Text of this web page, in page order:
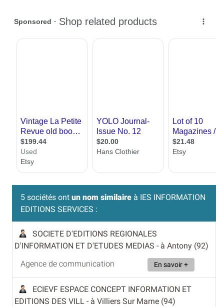
5 sociétés ont un nom similaire à IES INFORMATION
EDITIONS SERVICES :
SOCIETE D'EDITIONS REGIONALES
D'INFORMATION ET D'ETUDES MEDIAS - à Antony (92)
Agence de communication
En savoir +
ECIEVF ESPACE CONCEPT INFORMATION ET
EDITIONS DES VILL - à Villiers Sur Marne (94)